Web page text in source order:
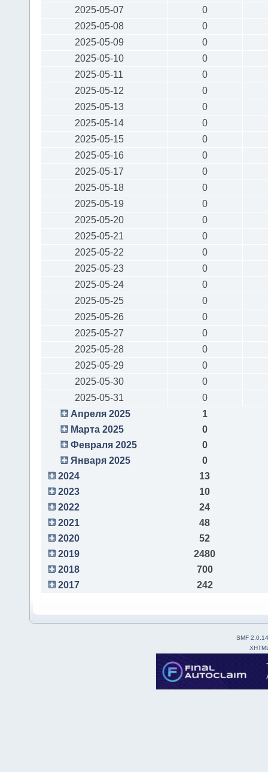
2025-05-07
0
2025-05-08
0
2025-05-09
0
2025-05-10
0
2025-05-11
0
2025-05-12
0
2025-05-13
0
2025-05-14
0
2025-05-15
0
2025-05-16
0
2025-05-17
0
2025-05-18
0
2025-05-19
0
2025-05-20
0
2025-05-21
0
2025-05-22
0
2025-05-23
0
2025-05-24
0
2025-05-25
0
2025-05-26
0
2025-05-27
0
2025-05-28
0
2025-05-29
0
2025-05-30
0
2025-05-31
0
Апреля 2025
1
Марта 2025
0
Февраля 2025
0
Января 2025
0
2024
13
2023
10
2022
24
2021
48
2020
52
2019
2480
2018
700
2017
242
SMF 2.0.14